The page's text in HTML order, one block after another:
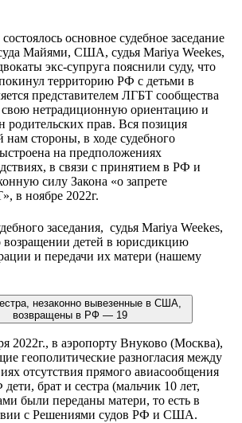
основное судебное заседание
Майями, США, судья Mariya Weekes,
экс-супруга пояснили суду, что
территорию РФ с детьми в
представителем ЛГБТ сообщества
свою нетрадиционную ориентацию и
прав. Вся позиция
стороны, в ходе судебного
на предположениях
в связи с принятием в РФ и
силу Закона «о запрете
в ноябре 2022г.
заседания, ​ судья Mariya Weekes,
возращении детей в юрисдикцию
и передачи их матери (нашему
2022г., в аэропорту Внуково (Москва),
геополитические разногласия между
отсутствия прямого авиасообщения
брат и сестра (мальчик 10 лет,
были переданы матери, то есть в
с Решениями судов РФ и США.